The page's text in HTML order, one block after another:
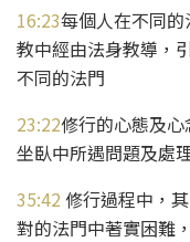
16:23每個人在不同
教中經由法身教導，
不同的法門
23:22修行的心態及
坐臥中所遇問題及處
35:42 修行過程中，
對的法門中著實困難